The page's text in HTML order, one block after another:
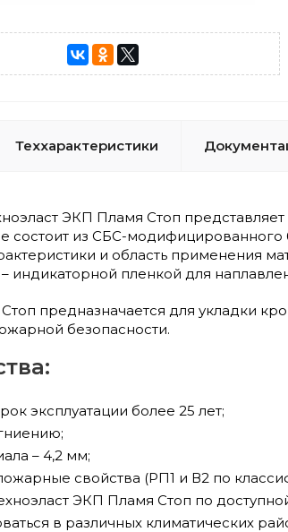
Теххарактеристики
ЭКП Пламя Стоп
из СБС-модифицированного
и область применения
индикаторной пленкой для
предназначается для укладки
безопасности.
эксплуатации более 25 лет;
– 4,2 мм;
свойства (РП1 и В2 по
ЭКП Пламя Стоп по
в различных климатических